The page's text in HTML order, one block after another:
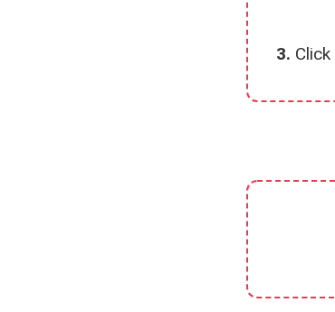
3. Click